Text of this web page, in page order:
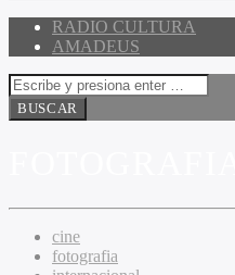
RADIO CULTURA
AMADEUS
cine
fotografia